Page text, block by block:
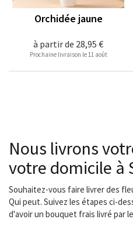
à partir de 28,95 €
Orchidée jaune
Prochaine livraison le 11 août
Nous livrons
votre domicile à
Souhaitez-vous faire livrer des
Qui peut. Suivez les étapes ci-
d'avoir un bouquet frais livré par